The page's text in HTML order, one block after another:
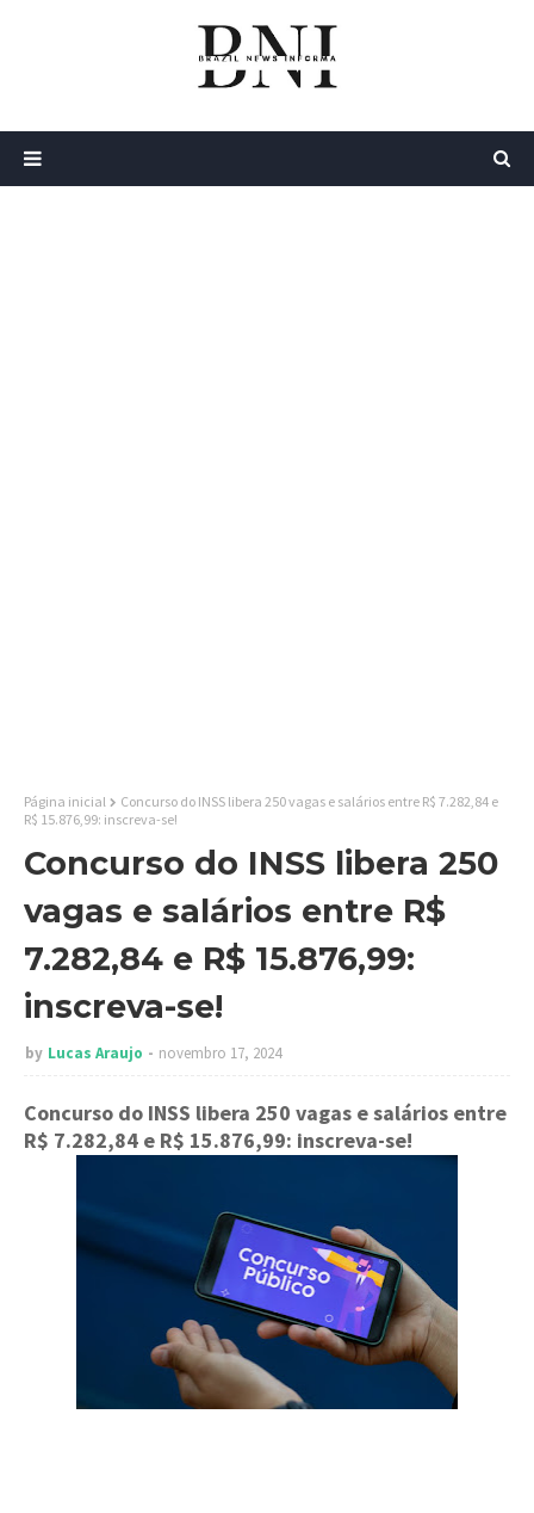
Página inicial
Concurso do INSS libera 250 vagas e salários entre R$ 7.282,84 e
R$ 15.876,99: inscreva-se!
Concurso do INSS libera 250
vagas e salários entre R$
7.282,84 e R$ 15.876,99:
inscreva-se!
by Lucas Araujo novembro 17, 2024
Concurso do INSS libera 250 vagas e salários entre
R$ 7.282,84 e R$ 15.876,99: inscreva-se!